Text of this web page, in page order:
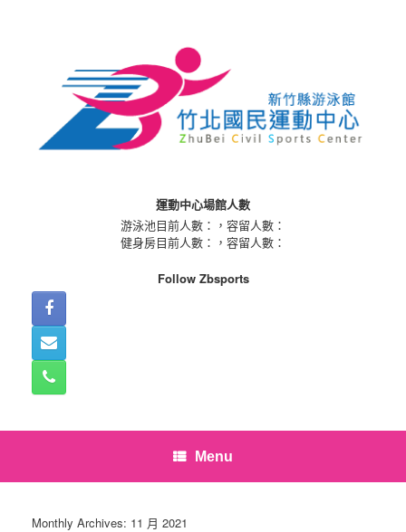
運動中心場館人數
游泳池目前人數：
，容留人數：
健身房目前人數：
，容留人數：
Follow Zbsports
Menu
Monthly Archives: 11 月 2021